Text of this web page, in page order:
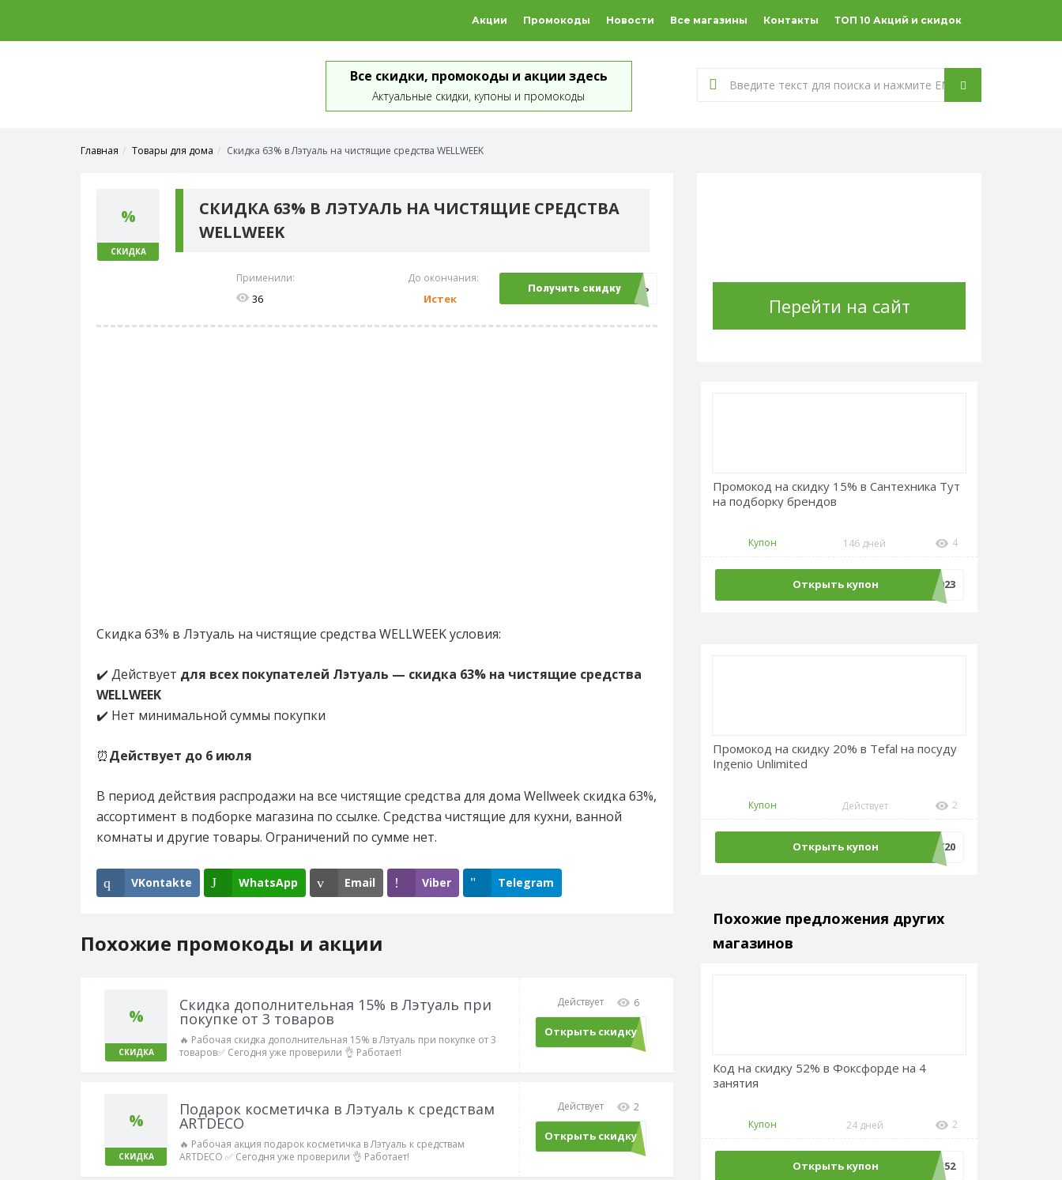
Акции Промокоды Новости Все магазины Контакты ТОП 10 Акций и скидок
Все скидки, промокоды и акции здесь
Актуальные скидки, купоны и промокоды
Главная Товары для дома Скидка 63% в Лэтуаль на чистящие средства WELLWEEK
%
СКИДКА
СКИДКА 63% В ЛЭТУАЛЬ НА ЧИСТЯЩИЕ СРЕДСТВА
WELLWEEK
Применили:
36
До окончания:
Истек
Получить скидкуОткрыть
Скидка 63% в Лэтуаль на чистящие средства WELLWEEK условия:
✔️ Действует для всех покупателей Лэтуаль — скидка 63% на чистящие средства
WELLWEEK
✔️ Нет минимальной суммы покупки
⏰Действует до 6 июля
В период действия распродажи на все чистящие средства для дома Wellweek скидка 63%,
ассортимент в подборке магазина по ссылке. Средства чистящие для кухни, ванной
комнаты и другие товары. Ограничений по сумме нет.
VKontakte WhatsApp Email Viber Telegram
Похожие промокоды и акции
%
СКИДКА
Скидка дополнительная 15% в Лэтуаль при
покупке от 3 товаров
🔥 Рабочая скидка дополнительная 15% в Лэтуаль при покупке от 3
товаров✅ Сегодня уже проверили 👌 Работает!
Действует 6
Открыть скидку
%
СКИДКА
Подарок косметичка в Лэтуаль к средствам
ARTDECO
🔥 Рабочая акция подарок косметичка в Лэтуаль к средствам
ARTDECO ✅ Сегодня уже проверили 👌 Работает!
Действует 2
Открыть скидку
Перейти на сайт
Промокод на скидку 15% в Сантехника Тут
на подборку брендов
Купон 146 дней 4
Открыть купонPromokodus2023
Промокод на скидку 20% в Tefal на посуду
Ingenio Unlimited
Купон Действует 2
Открыть купон ВАУ20
Похожие предложения других
магазинов
Код на скидку 52% в Фоксфорде на 4
занятия
Купон 24 дней 2
Открыть купон LANG52